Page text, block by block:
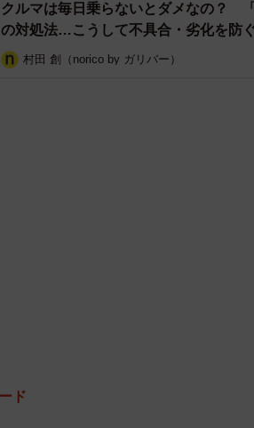
クルマは毎日乗らないとダメなの？
の対処法…こうして不具合・劣化を防
村田 創（norico by ガリバー）
ド